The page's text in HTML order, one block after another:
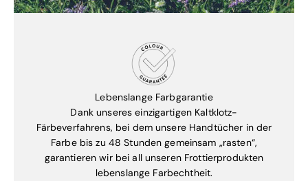
Lebenslange Farbgarantie
Dank unseres einzigartigen Kaltklotz-
Färbeverfahrens, bei dem unsere Handtücher in der
Farbe bis zu 48 Stunden gemeinsam „rasten“,
garantieren wir bei all unseren Frottierprodukten
lebenslange Farbechtheit.